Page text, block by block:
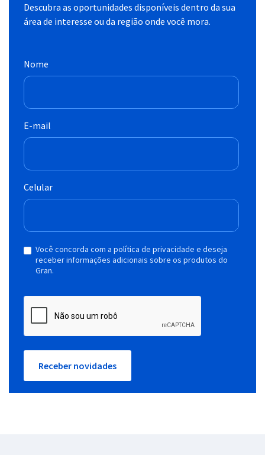
Descubra as oportunidades disponíveis dentro da sua
área de interesse ou da região onde você mora.
Nome
E-mail
Celular
Você concorda com a política de privacidade e deseja
receber informações adicionais sobre os produtos do
Gran.
Receber novidades